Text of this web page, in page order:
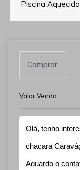
Piscina Aquecida
Comprar
Valor Venda